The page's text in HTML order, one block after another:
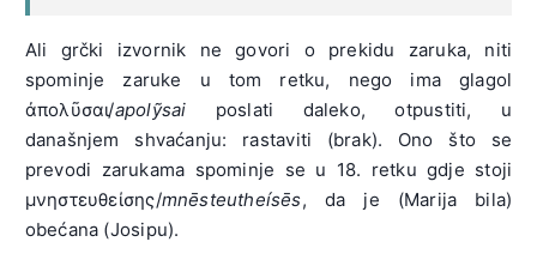
Ali grčki izvornik ne govori o prekidu zaruka, niti
spominje zaruke u tom retku, nego ima glagol
ἀπολῦσαι/apolỹsai poslati daleko, otpustiti, u
današnjem shvaćanju: rastaviti (brak). Ono što se
prevodi zarukama spominje se u 18. retku gdje stoji
μνηστευθείσης/mnēsteutheísēs, da je (Marija bila)
obećana (Josipu).